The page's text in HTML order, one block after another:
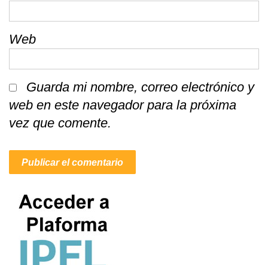
Web
Guarda mi nombre, correo electrónico y
web en este navegador para la próxima
vez que comente.